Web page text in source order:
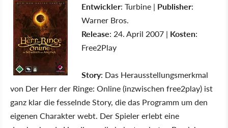
Entwickler: Turbine | Publisher:
Warner Bros.
Release: 24. April 2007 | Kosten:
Free2Play
Story: Das Herausstellungsmerkmal
von Der Herr der Ringe: Online (inzwischen free2play) ist
ganz klar die fesselnde Story, die das Programm um den
eigenen Charakter webt. Der Spieler erlebt eine